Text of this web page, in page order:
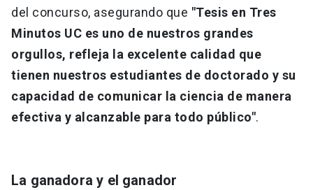
del concurso, asegurando que "Tesis en Tres
Minutos UC es uno de nuestros grandes
orgullos, refleja la excelente calidad que
tienen nuestros estudiantes de doctorado y su
capacidad de comunicar la ciencia de manera
efectiva y alcanzable para todo público".
La ganadora y el ganador